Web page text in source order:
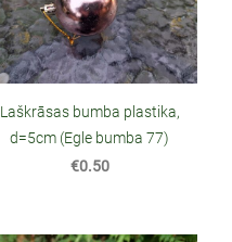
Laškrāsas bumba plastika,
d=5cm (Egle bumba 77)
€0.50